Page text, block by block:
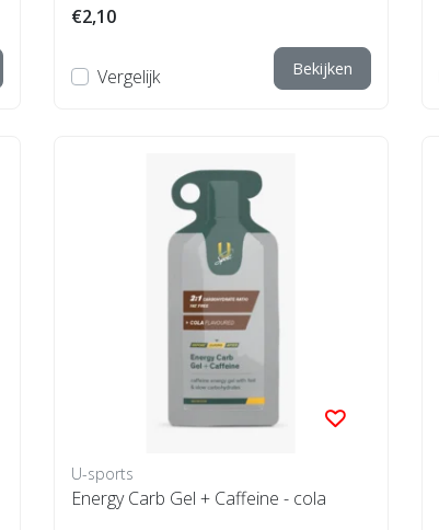
€2,10
Vergelijk Bekijken
U-sports
Energy Carb Gel + Caffeine - cola